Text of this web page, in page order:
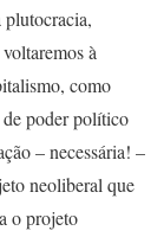
plutocracia,
à
como
de poder político
– necessária! –
neoliberal que
o projeto